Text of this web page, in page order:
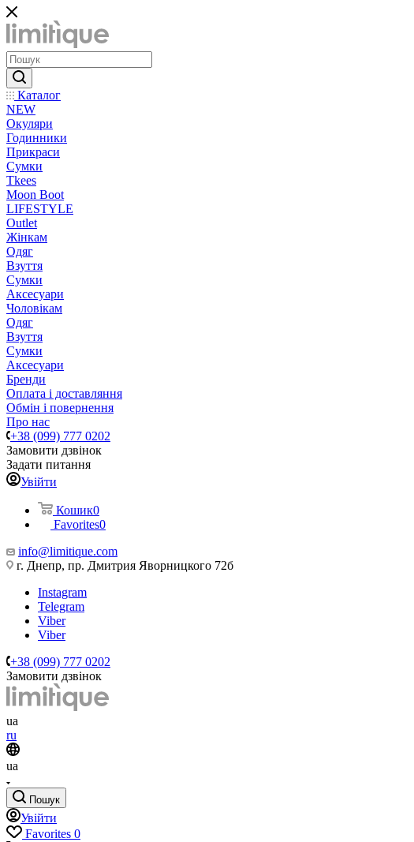
Каталог
NEW
Окуляри
Годинники
Прикраси
Сумки
Tkees
Moon Boot
LIFESTYLE
Outlet
Жінкам
Одяг
Взуття
Сумки
Аксесуари
Чоловікам
Одяг
Взуття
Сумки
Аксесуари
Бренди
Оплата і доставляння
Обмін і повернення
Про нас
+38 (099) 777 0202
Замовити дзвінок
Задати питання
Увійти
Кошик0
Favorites0
info@limitique.com
г. Днепр, пр. Дмитрия Яворницкого 72б
Instagram
Telegram
Viber
Viber
+38 (099) 777 0202
Замовити дзвінок
ua
ru
ua
Пошук
Увійти
Favorites 0